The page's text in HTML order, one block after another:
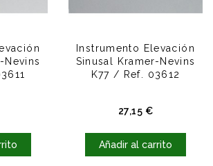
Nevins
Instrumento Elevación
Sinusal Kramer-Nevins
K77 / Ref. 03612
27,15 €Precio
Añadir al carrito